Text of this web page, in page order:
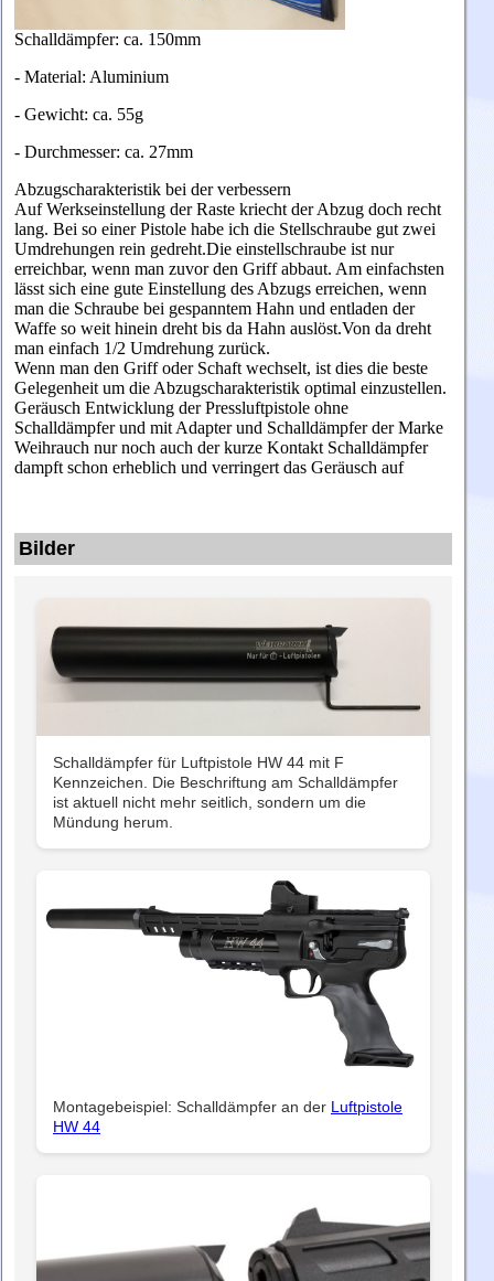
Schalldämpfer: ca. 150mm
- Material: Aluminium
- Gewicht: ca. 55g
- Durchmesser: ca. 27mm
Abzugscharakteristik bei der verbessern
Auf Werkseinstellung der Raste kriecht der Abzug doch recht
lang. Bei so einer Pistole habe ich die Stellschraube gut zwei
Umdrehungen rein gedreht.Die einstellschraube ist nur
erreichbar, wenn man zuvor den Griff abbaut. Am einfachsten
lässt sich eine gute Einstellung des Abzugs erreichen, wenn
man die Schraube bei gespanntem Hahn und entladen der
Waffe so weit hinein dreht bis da Hahn auslöst.Von da dreht
man einfach 1/2 Umdrehung zurück.
Wenn man den Griff oder Schaft wechselt, ist dies die beste
Gelegenheit um die Abzugscharakteristik optimal einzustellen.
Geräusch Entwicklung der Pressluftpistole ohne
Schalldämpfer und mit Adapter und Schalldämpfer der Marke
Weihrauch nur noch auch der kurze Kontakt Schalldämpfer
dampft schon erheblich und verringert das Geräusch auf
Bilder
Schalldämpfer für Luftpistole HW 44 mit F
Kennzeichen. Die Beschriftung am Schalldämpfer
ist aktuell nicht mehr seitlich, sondern um die
Mündung herum.
Montagebeispiel: Schalldämpfer an der Luftpistole
HW 44